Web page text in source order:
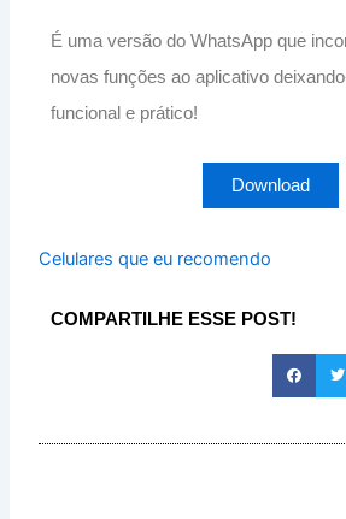
É uma versão do WhatsApp que
novas funções ao aplicativo
funcional e prático!
Download
Celulares que eu recomendo
COMPARTILHE ESSE POST!